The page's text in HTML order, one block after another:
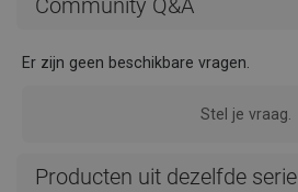
Community Q&A
Er zijn geen beschikbare vragen.
Stel je vraag.
Producten uit dezelfde serie